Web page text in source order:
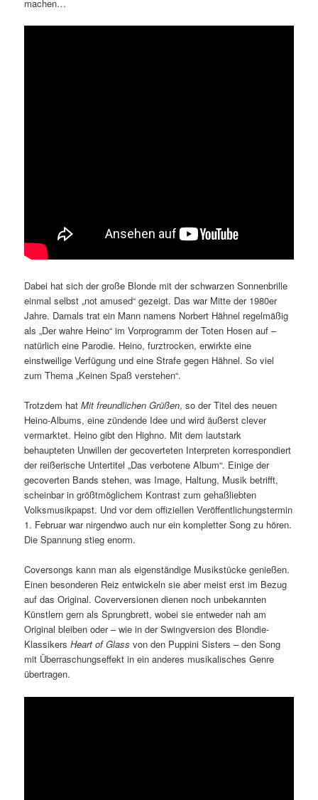
machen…
Dabei hat sich der große Blonde mit der schwarzen Sonnenbrille
einmal selbst „not amused“ gezeigt. Das war Mitte der 1980er
Jahre. Damals trat ein Mann namens Norbert Hähnel regelmäßig
als „Der wahre Heino“ im Vorprogramm der Toten Hosen auf –
natürlich eine Parodie. Heino, furztrocken, erwirkte eine
einstweilige Verfügung und eine Strafe gegen Hähnel. So viel
zum Thema „Keinen Spaß verstehen“.
Trotzdem hatMit freundlichen Grüßen, so der Titel des neuen
Heino-Albums, eine zündende Idee und wird äußerst clever
vermarktet. Heino gibt den Highno. Mit dem lautstark
behaupteten Unwillen der gecoverteten Interpreten korrespondiert
der reißerische Untertitel „Das verbotene Album“. Einige der
gecoverten Bands stehen, was Image, Haltung, Musik betrifft,
scheinbar in größtmöglichem Kontrast zum gehaßliebten
Volksmusikpapst. Und vor dem offiziellen Veröffentlichungstermin
1. Februar war nirgendwo auch nur ein kompletter Song zu hören.
Die Spannung stieg enorm.
Coversongs kann man als eigenständige Musikstücke genießen.
Einen besonderen Reiz entwickeln sie aber meist erst im Bezug
auf das Original. Coverversionen dienen noch unbekannten
Künstlern gern als Sprungbrett, wobei sie entweder nah am
Original bleiben oder – wie in der Swingversion des Blondie-
KlassikersHeart of Glass von den Puppini Sisters – den Song
mit Überraschungseffekt in ein anderes musikalisches Genre
übertragen.